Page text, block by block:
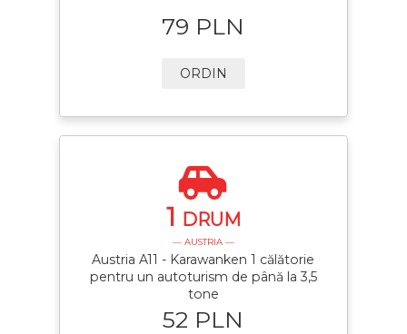
79 PLN
ORDIN
1 DRUM
— AUSTRIA —
Austria A11 - Karawanken 1 călătorie
pentru un autoturism de până la 3,5
tone
52 PLN